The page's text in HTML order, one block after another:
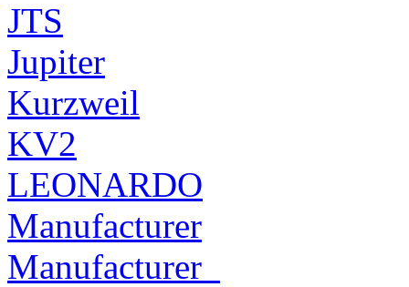
JTS
Jupiter
Kurzweil
KV2
LEONARDO
Manufacturer
Manufacturer_